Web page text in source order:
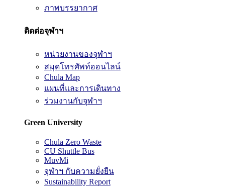
ภาพบรรยากาศ
ติดต่อจุฬาฯ
หน่วยงานของจุฬาฯ
สมุดโทรศัพท์ออนไลน์
Chula Map
แผนที่และการเดินทาง
ร่วมงานกับจุฬาฯ
Green University
Chula Zero Waste
CU Shuttle Bus
MuvMi
จุฬาฯ กับความยั่งยืน
Sustainability Report